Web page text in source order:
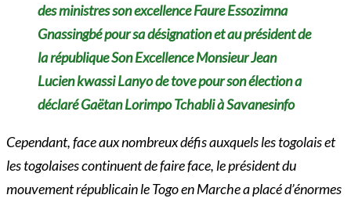
des ministres son excellence Faure Essozimna
Gnassingbé pour sa désignation et au président de
la république Son Excellence Monsieur Jean
Lucien kwassi Lanyo de tove pour son élection a
déclaré Gaëtan Lorimpo Tchabli à Savanesinfo
Cependant, face aux nombreux défis auxquels les togolais et
les togolaises continuent de faire face, le président du
mouvement républicain le Togo en Marche a placé d’énormes